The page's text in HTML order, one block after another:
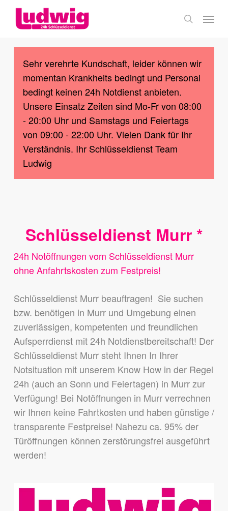
Skip
content
search
Menu
Sehr verehrte Kundschaft, leider können wir
momentan Krankheits bedingt und Personal
bedingt keinen 24h Notdienst anbieten.
Unsere Einsatz Zeiten sind Mo-Fr von 08:00
- 20:00 Uhr und Samstags und Feiertags
von 09:00 - 22:00 Uhr. Vielen Dank für Ihr
Verständnis. Ihr Schlüsseldienst Team
Ludwig
Schlüsseldienst Murr *
24h Notöffnungen vom Schlüsseldienst Murr
ohne Anfahrtskosten zum Festpreis!
Schlüsseldienst Murr beauftragen! Sie suchen
bzw. benötigen in Murr und Umgebung einen
zuverlässigen, kompetenten und freundlichen
Aufsperrdienst mit 24h Notdienstbereitschaft! Der
Schlüsseldienst Murr steht Ihnen In Ihrer
Notsituation mit unserem Know How in der Regel
24h (auch an Sonn und Feiertagen) in Murr zur
Verfügung! Bei Notöffnungen in Murr verrechnen
wir Ihnen keine Fahrtkosten und haben günstige /
transparente Festpreise! Nahezu ca. 95% der
Türöffnungen können zerstörungsfrei ausgeführt
werden!